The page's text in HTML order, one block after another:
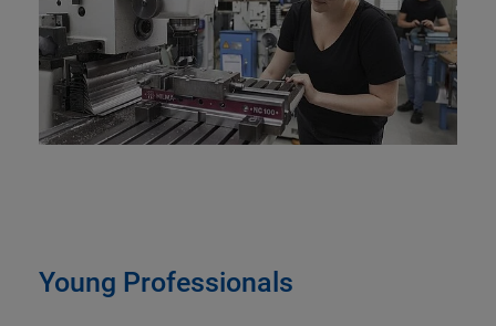
Young Professionals